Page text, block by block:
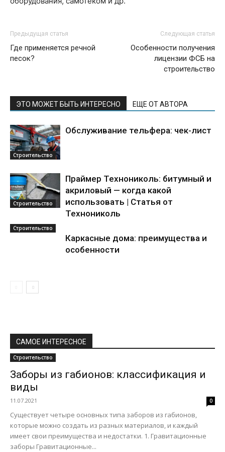
Предыдущая статья
Где применяется речной
песок?
Следующая статья
Особенности получения
лицензии ФСБ на
строительство
ЭТО МОЖЕТ БЫТЬ ИНТЕРЕСНО ЕЩЕ ОТ АВТОРА
Строительство
Обслуживание тельфера: чек-лист
Строительство
Праймер Технониколь: битумный и
акриловый — когда какой
использовать | Статья от
Технониколь
Строительство
Каркасные дома: преимущества и
особенности
САМОЕ ИНТЕРЕСНОЕ
Строительство
Заборы из габионов: классификация и
виды
11.07.2021 0
Существует четыре основных типа заборов из габионов,
которые можно создать из разных материалов, и каждый
имеет свои преимущества и недостатки. 1. Гравитационные
заборы Гравитационные...